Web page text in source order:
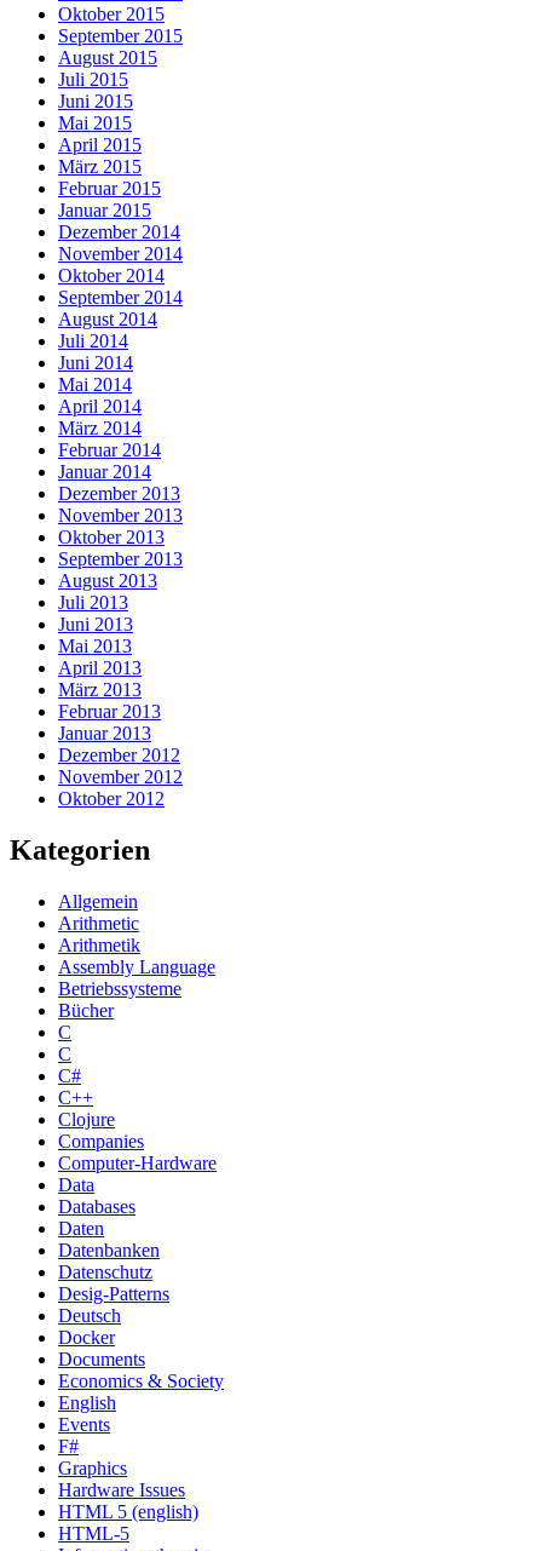
Oktober 2015
September 2015
August 2015
Juli 2015
Juni 2015
Mai 2015
April 2015
März 2015
Februar 2015
Januar 2015
Dezember 2014
November 2014
Oktober 2014
September 2014
August 2014
Juli 2014
Juni 2014
Mai 2014
April 2014
März 2014
Februar 2014
Januar 2014
Dezember 2013
November 2013
Oktober 2013
September 2013
August 2013
Juli 2013
Juni 2013
Mai 2013
April 2013
März 2013
Februar 2013
Januar 2013
Dezember 2012
November 2012
Oktober 2012
Kategorien
Allgemein
Arithmetic
Arithmetik
Assembly Language
Betriebssysteme
Bücher
C
C
C#
C++
Clojure
Companies
Computer-Hardware
Data
Databases
Daten
Datenbanken
Datenschutz
Desig-Patterns
Deutsch
Docker
Documents
Economics & Society
English
Events
F#
Graphics
Hardware Issues
HTML 5 (english)
HTML-5